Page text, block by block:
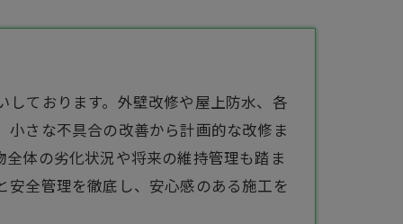
ております。外壁改修や屋上防水、各
さな不具合の改善から計画的な改修ま
全体の劣化状況や将来の維持管理も踏ま
全管理を徹底し、安心感のある施工を